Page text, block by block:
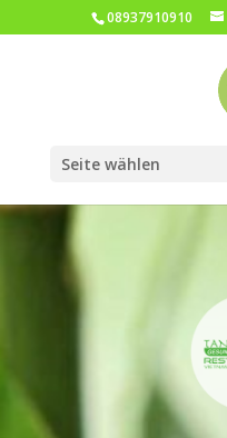
08937910910
Seite wählen